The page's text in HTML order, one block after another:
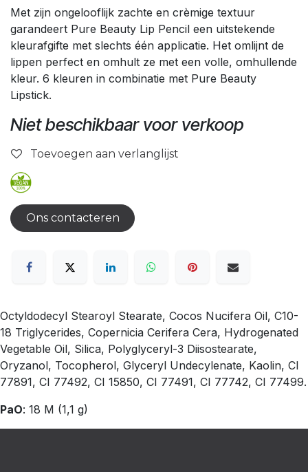
Met zijn ongelooflijk zachte en crèmige textuur
garandeert Pure Beauty Lip Pencil een uitstekende
kleurafgifte met slechts één applicatie. Het omlijnt de
lippen perfect en omhult ze met een volle, omhullende
kleur. 6 kleuren in combinatie met Pure Beauty
Lipstick.
Niet beschikbaar voor verkoop
Toevoegen aan verlanglijst
Ons contacteren
Octyldodecyl Stearoyl Stearate, Cocos Nucifera Oil, C10-
18 Triglycerides, Copernicia Cerifera Cera, Hydrogenated
Vegetable Oil, Silica, Polyglyceryl-3 Diisostearate,
Oryzanol, Tocopherol, Glyceryl Undecylenate, Kaolin, CI
77891, CI 77492, CI 15850, CI 77491, CI 77742, CI 77499.
PaO: 18 M (1,1 g)